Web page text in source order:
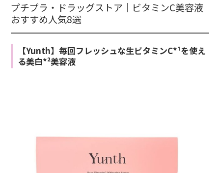
プチプラ・ドラッグストア｜ビタミンC美容液
おすすめ人気8選
【Yunth】毎回フレッシュな生ビタミンC*¹を使え
る美白*²美容液